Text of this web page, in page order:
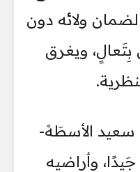
ولائه دون
ويغرق
سعيد الأسطَهْ-
وأراضيه